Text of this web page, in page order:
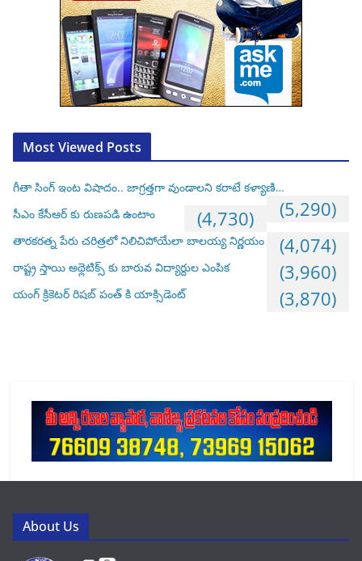
Most Viewed Posts
గీతా సింగ్ ఇంట విషాదం.. జాగ్రత్తగా వుండాలని కరాటే కళ్యాణి…
(5,290)
సీఎం కేసీఆర్ కు రుణపడి ఉంటాం (4,730)
తారకరత్న పేరు చరిత్రలో నిలిచిపోయేలా బాలయ్య నిర్ణయం (4,074)
రాష్ట్ర స్తాయి అథ్లెటిక్స్ కు బారువ విద్యార్దుల ఎంపిక (3,960)
యంగ్ క్రికెటర్ రిషబ్ పంత్ కి యాక్సిడెంట్ (3,870)
About Us